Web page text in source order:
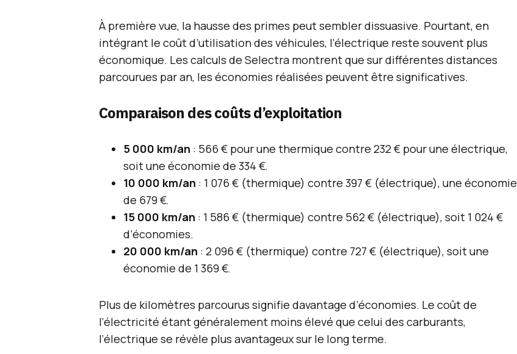
À première vue, la hausse des primes peut sembler dissuasive. Pourtant, en
intégrant le coût d’utilisation des véhicules, l’électrique reste souvent plus
économique. Les calculs de Selectra montrent que sur différentes distances
parcourues par an, les économies réalisées peuvent être significatives.
Comparaison des coûts d’exploitation
5 000 km/an : 566 € pour une thermique contre 232 € pour une électrique,
soit une économie de 334 €.
10 000 km/an : 1 076 € (thermique) contre 397 € (électrique), une économie
de 679 €.
15 000 km/an : 1 586 € (thermique) contre 562 € (électrique), soit 1 024 €
d’économies.
20 000 km/an : 2 096 € (thermique) contre 727 € (électrique), soit une
économie de 1 369 €.
Plus de kilomètres parcourus signifie davantage d’économies. Le coût de
l’électricité étant généralement moins élevé que celui des carburants,
l’électrique se révèle plus avantageux sur le long terme.